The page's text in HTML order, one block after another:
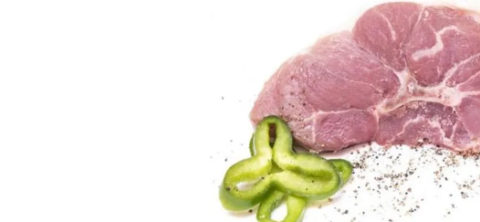
6. queso
7. aceite
8. pollo